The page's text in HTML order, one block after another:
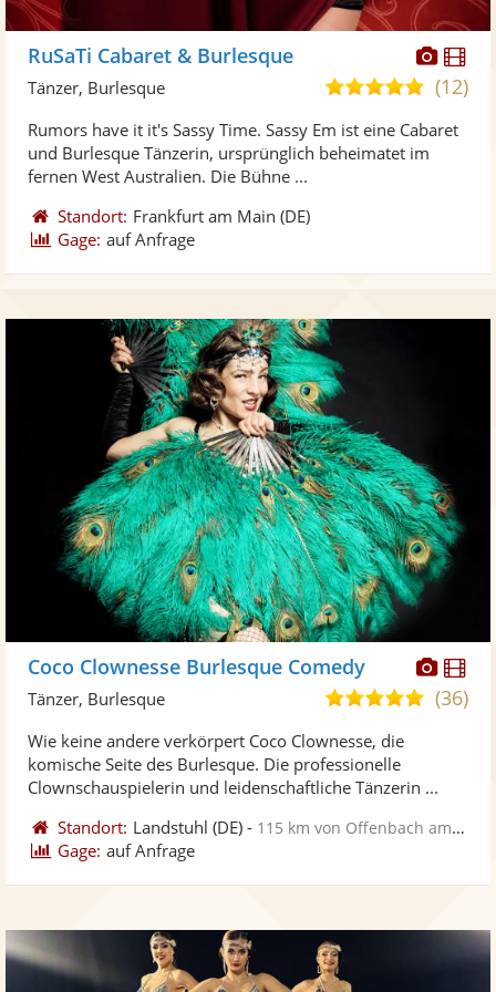
Fotos
RuSaTi Cabaret & Burlesque
5,0
5
(12)
Tänzer, Burlesque
Rumors have it it's Sassy Time. Sassy Em ist eine Cabaret
und Burlesque Tänzerin, ursprünglich beheimatet im
fernen West Australien. Die Bühne ...
Standort: Frankfurt am Main (DE)
Gage: auf Anfrage
Coco Clownesse Burlesque Comedy
5,0(36)
Tänzer, Burlesque
Wie keine andere verkörpert Coco Clownesse, die
komische Seite des Burlesque. Die professionelle
Clownschauspielerin und leidenschaftliche Tänzerin ...
Standort: Landstuhl (DE) - 115 km von Offenbach am Main
Gage: auf Anfrage